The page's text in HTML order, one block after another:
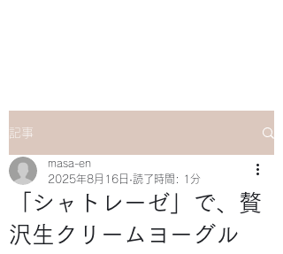
記事
「シャトレーゼ」で、贅
沢生クリームヨーグル
masa-en
2025年8月16日 読了時間: 1分